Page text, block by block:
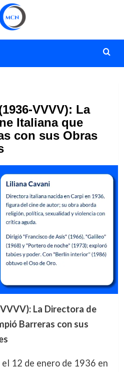
VVVV): La
Italiana que
con sus Obras
La Directora de
Barreras con sus
el 12 de enero de 1936 en